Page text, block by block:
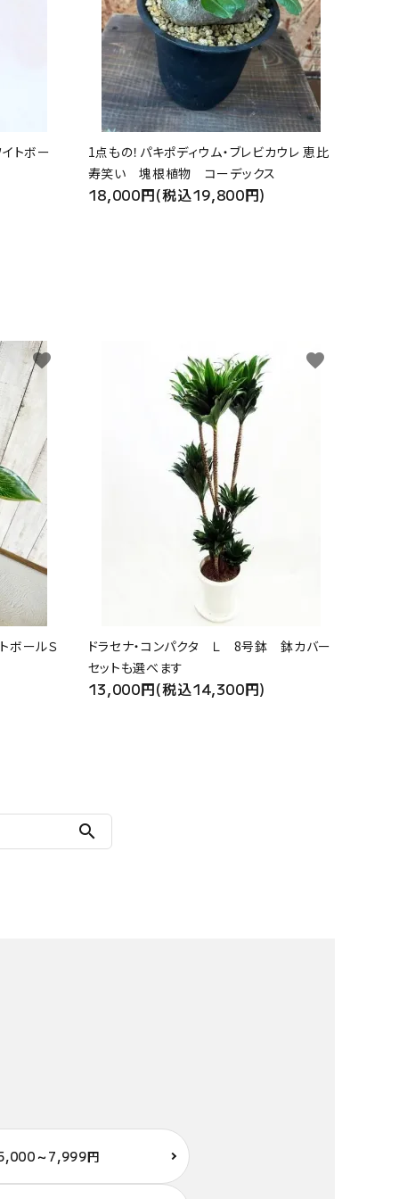
トボー
1点もの！パキポディウム・ブレビカウレ 恵比
寿笑い 塊根植物 コーデックス
18,000円(税込19,800円)
ボールＳ
favorite
ドラセナ・コンパクタ Ｌ 8号鉢 鉢カバー
セットも選べます
13,000円(税込14,300円)
favorite
search
～7,999円